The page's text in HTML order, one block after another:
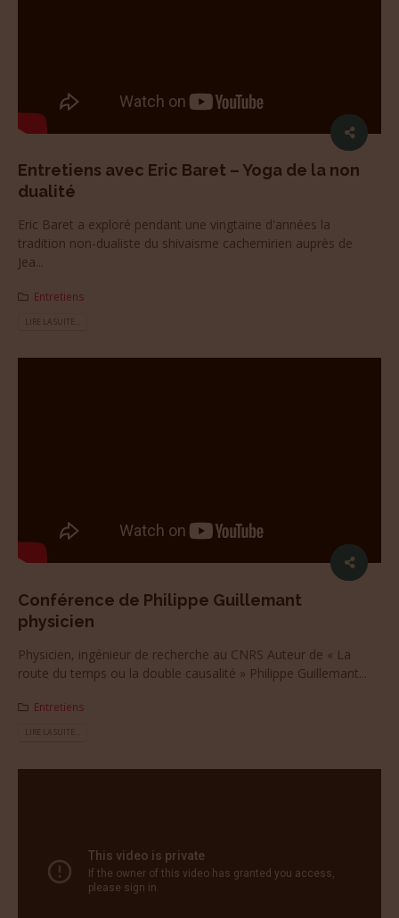
Entretiens avec Eric Baret – Yoga de la non
dualité
Eric Baret a exploré pendant une vingtaine d'années la
tradition non-dualiste du shivaisme cachemirien auprès de
Jea...
Entretiens
LIRE LA SUITE...
Conférence de Philippe Guillemant
physicien
Physicien, ingénieur de recherche au CNRS Auteur de « La
route du temps ou la double causalité » Philippe Guillemant...
Entretiens
LIRE LA SUITE...